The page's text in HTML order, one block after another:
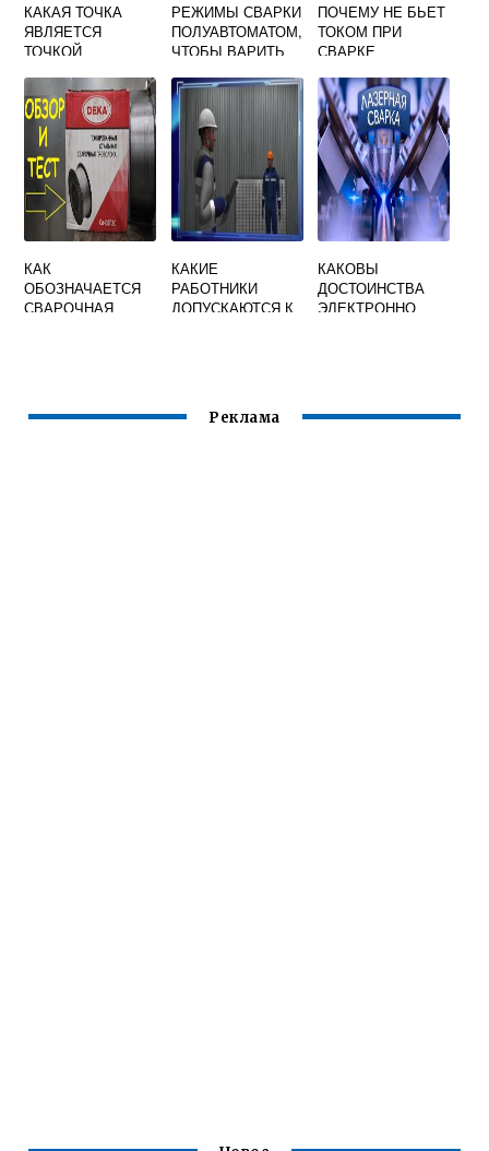
КАКАЯ ТОЧКА
ЯВЛЯЕТСЯ
ТОЧКОЙ
ГОРЕНИЯ
СВАРОЧНОЙ ДУГИ
РЕЖИМЫ СВАРКИ
ПОЛУАВТОМАТОМ,
ЧТОБЫ ВАРИТЬ
ПОЧЕМУ НЕ БЬЕТ
ТОКОМ ПРИ
СВАРКЕ
КАК
ОБОЗНАЧАЕТСЯ
СВАРОЧНАЯ
КАКИЕ
РАБОТНИКИ
ДОПУСКАЮТСЯ К
КАКОВЫ
ДОСТОИНСТВА
ЭЛЕКТРОННО
Реклама